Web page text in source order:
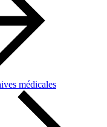
médicales